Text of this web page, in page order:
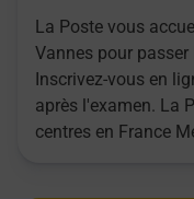
La Poste vous
Vannes pour passer
Inscrivez-vous en
après l'examen. La
centres en France